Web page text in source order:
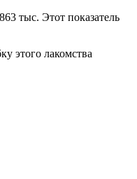
тыс. Этот показатель
этого лакомства